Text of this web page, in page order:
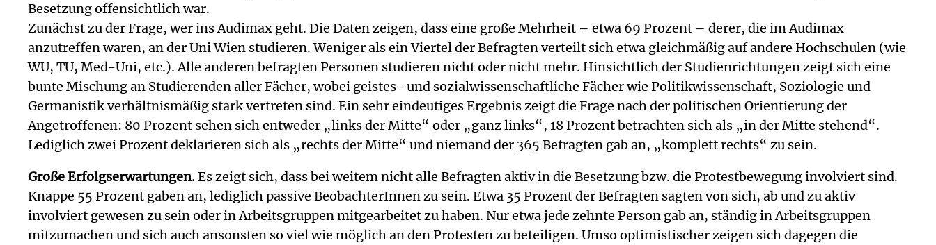
Besetzung offensichtlich war.
Zunächst zu der Frage, wer ins Audimax geht. Die Daten zeigen, dass eine große Mehrheit – etwa 69 Prozent – derer, die im Audimax
anzutreffen waren, an der Uni Wien studieren. Weniger als ein Viertel der Befragten verteilt sich etwa gleichmäßig auf andere Hochschulen (wie
WU, TU, Med-Uni, etc.). Alle anderen befragten Personen studieren nicht oder nicht mehr. Hinsichtlich der Studienrichtungen zeigt sich eine
bunte Mischung an Studierenden aller Fächer, wobei geistes- und sozialwissenschaftliche Fächer wie Politikwissenschaft, Soziologie und
Germanistik verhältnismäßig stark vertreten sind. Ein sehr eindeutiges Ergebnis zeigt die Frage nach der politischen Orientierung der
Angetroffenen: 80 Prozent sehen sich entweder „links der Mitte“ oder „ganz links“, 18 Prozent betrachten sich als „in der Mitte stehend“.
Lediglich zwei Prozent deklarieren sich als „rechts der Mitte“ und niemand der 365 Befragten gab an, „komplett rechts“ zu sein.
Große Erfolgserwartungen.Es zeigt sich, dass bei weitem nicht alle Befragten aktiv in die Besetzung bzw. die Protestbewegung involviert sind.
Knappe 55 Prozent gaben an, lediglich passive BeobachterInnen zu sein. Etwa 35 Prozent der Befragten sagten von sich, ab und zu aktiv
involviert gewesen zu sein oder in Arbeitsgruppen mitgearbeitet zu haben. Nur etwa jede zehnte Person gab an, ständig in Arbeitsgruppen
mitzumachen und sich auch ansonsten so viel wie möglich an den Protesten zu beteiligen. Umso optimistischer zeigen sich dagegen die